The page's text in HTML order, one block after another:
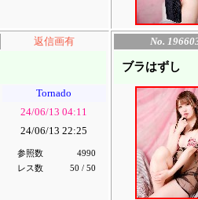
返信画有
Tornado
24/06/13 04:11
24/06/13 22:25
参照数
4990
レス数
50 / 50
No.
ブラはずし